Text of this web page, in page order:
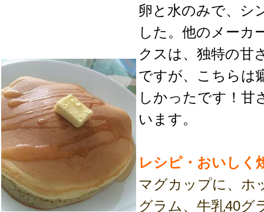
卵と水のみで、シ
した。他のメーカ
クスは、独特の甘
ですが、こちらは
しかったです！甘
います。
レシピ・おいしく
マグカップに、ホ
グラム、牛乳40グ